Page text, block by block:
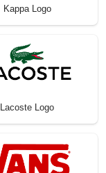
Kappa Logo
Lacoste Logo